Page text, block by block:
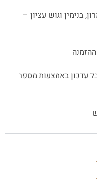
בנימין וגוש עציון –
עדכון באמצעות מספר